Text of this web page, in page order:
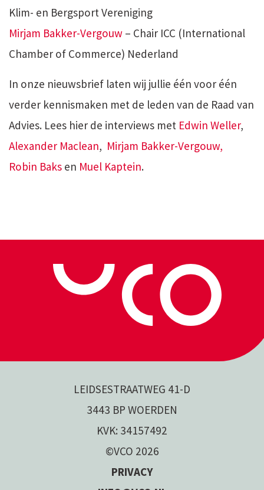
Klim- en Bergsport Vereniging
Mirjam Bakker-Vergouw – Chair ICC (International
Chamber of Commerce) Nederland
In onze nieuwsbrief laten wij jullie één voor één
verder kennismaken met de leden van de Raad van
Advies. Lees hier de interviews met Edwin Weller,
Alexander Maclean, Mirjam Bakker-Vergouw,
Robin Baks en Muel Kaptein.
LEIDSESTRAATWEG 41-D
3443 BP WOERDEN
KVK: 34157492
©VCO 2026
PRIVACY